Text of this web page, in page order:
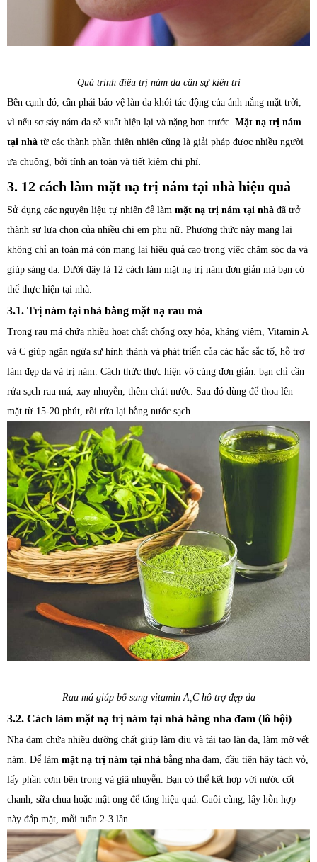
Quá trình điều trị nám da cần sự kiên trì
Bên cạnh đó, cần phải bảo vệ làn da khỏi tác động của ánh nắng mặt trời,
vì nếu sơ sảy nám da sẽ xuất hiện lại và nặng hơn trước. Mặt nạ trị nám
tại nhà từ các thành phần thiên nhiên cũng là giải pháp được nhiều người
ưa chuộng, bởi tính an toàn và tiết kiệm chi phí.
3. 12 cách làm mặt nạ trị nám tại nhà hiệu quả
Sử dụng các nguyên liệu tự nhiên để làm mặt nạ trị nám tại nhà đã trở
thành sự lựa chọn của nhiều chị em phụ nữ. Phương thức này mang lại
không chỉ an toàn mà còn mang lại hiệu quả cao trong việc chăm sóc da và
giúp sáng da. Dưới đây là 12 cách làm mặt nạ trị nám đơn giản mà bạn có
thể thực hiện tại nhà.
3.1. Trị nám tại nhà bằng mặt nạ rau má
Trong rau má chứa nhiều hoạt chất chống oxy hóa, kháng viêm, Vitamin A
và C giúp ngăn ngừa sự hình thành và phát triển của các hắc sắc tố, hỗ trợ
làm đẹp da và trị nám. Cách thức thực hiện vô cùng đơn giản: bạn chỉ cần
rửa sạch rau má, xay nhuyễn, thêm chút nước. Sau đó dùng để thoa lên
mặt từ 15-20 phút, rồi rửa lại bằng nước sạch.
Rau má giúp bổ sung vitamin A,C hỗ trợ đẹp da
3.2. Cách làm mặt nạ trị nám tại nhà bằng nha đam (lô hội)
Nha đam chứa nhiều dưỡng chất giúp làm dịu và tái tạo làn da, làm mờ vết
nám. Để làm mặt nạ trị nám tại nhà bằng nha đam, đầu tiên hãy tách vỏ,
lấy phần cơm bên trong và giã nhuyễn. Bạn có thể kết hợp với nước cốt
chanh, sữa chua hoặc mật ong để tăng hiệu quả. Cuối cùng, lấy hỗn hợp
này đắp mặt, mỗi tuần 2-3 lần.